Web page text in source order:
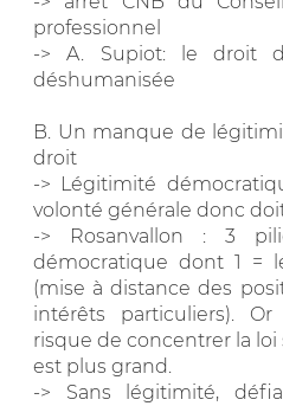
professionnel
-> A. Supiot: le droit
déshumanisée
B. Un manque de
droit
-> Légitimité
volonté générale donc
-> Rosanvallon : 3
démocratique dont 1 =
(mise à distance des
intérêts particuliers).
risque de concentrer la
est plus grand.
-> Sans légitimité,